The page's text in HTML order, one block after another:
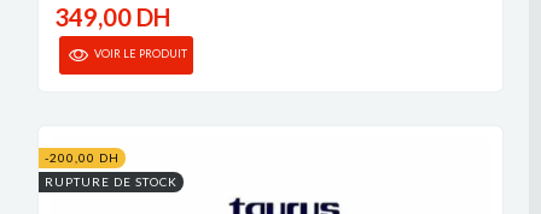
349,00 DH
VOIR LE PRODUIT
-200,00 DH
RUPTURE DE STOCK